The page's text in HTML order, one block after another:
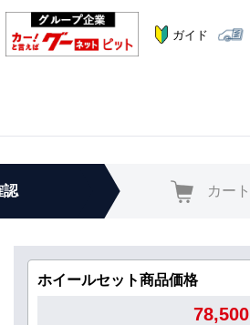
ガイド
認 カート
ホイールセット商品価格
78,500